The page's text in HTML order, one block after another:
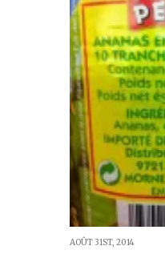
AOÛT 31ST, 2014